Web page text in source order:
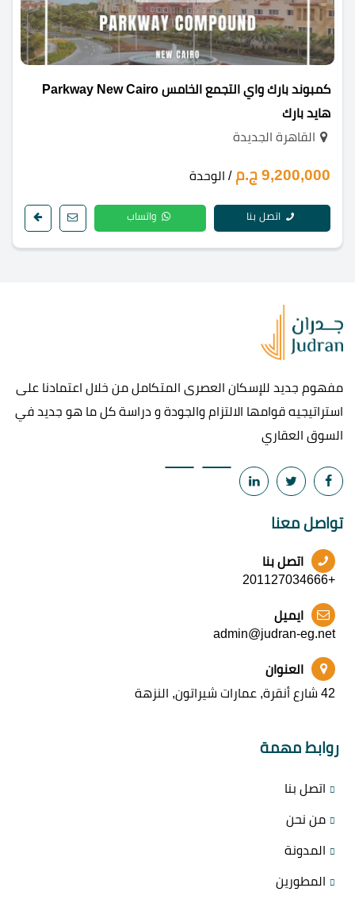
كمبوند بارك واي التجمع الخامس Parkway New Cairo
هايد بارك
القاهرة الجديدة
9,200,000 ج.م / الوحدة
اتصل بنا واتساب
مفهوم جديد للإسكان العصرى المتكامل من خلال اعتمادنا على
استراتيجيه قوامها الالتزام والجودة و دراسة كل ما هو جديد في
السوق العقاري
تواصل معنا
اتصل بنا
+201127034666
ايميل
admin@judran-eg.net
العنوان
42 شارع أنقرة, عمارات شيراتون, النزهة
روابط مهمة
اتصل بنا
من نحن
المدونة
المطورين